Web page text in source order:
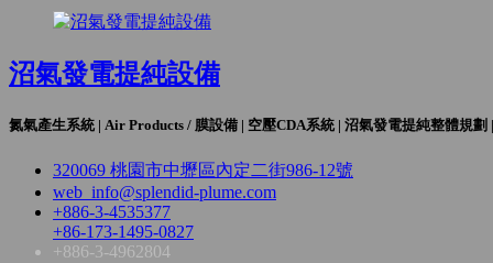
沼氣發電提純設備
氮氣產生系統 | Air Products / 膜設備 | 空壓CDA系統 | 沼氣發電提純整體規劃
320069 桃園市中壢區內定二街986-12號
web_info@splendid-plume.com
+886-3-4535377
+86-173-1495-0827
+886-3-4962804